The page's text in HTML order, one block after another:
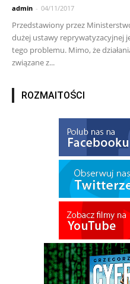
admin - 04/11/2017
Przedstawiony przez
dużej ustawy reprywatyzacyjnej
tego problemu. Mimo, że
związane z...
ROZMAITOŚCI